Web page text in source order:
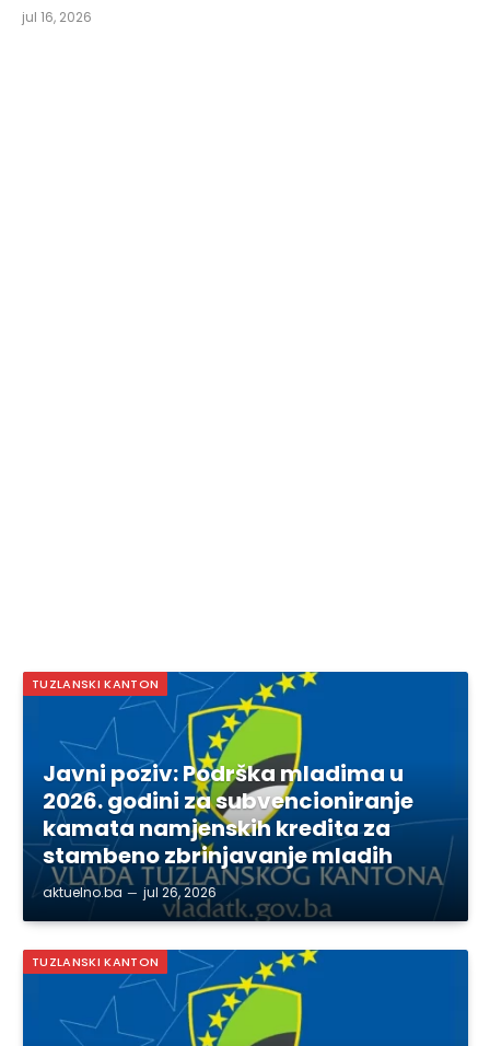
jul 16, 2026
TUZLANSKI KANTON
Javni poziv: Podrška mladima u
2026. godini za subvencioniranje
kamata namjenskih kredita za
stambeno zbrinjavanje mladih
aktuelno.ba jul 26, 2026
TUZLANSKI KANTON